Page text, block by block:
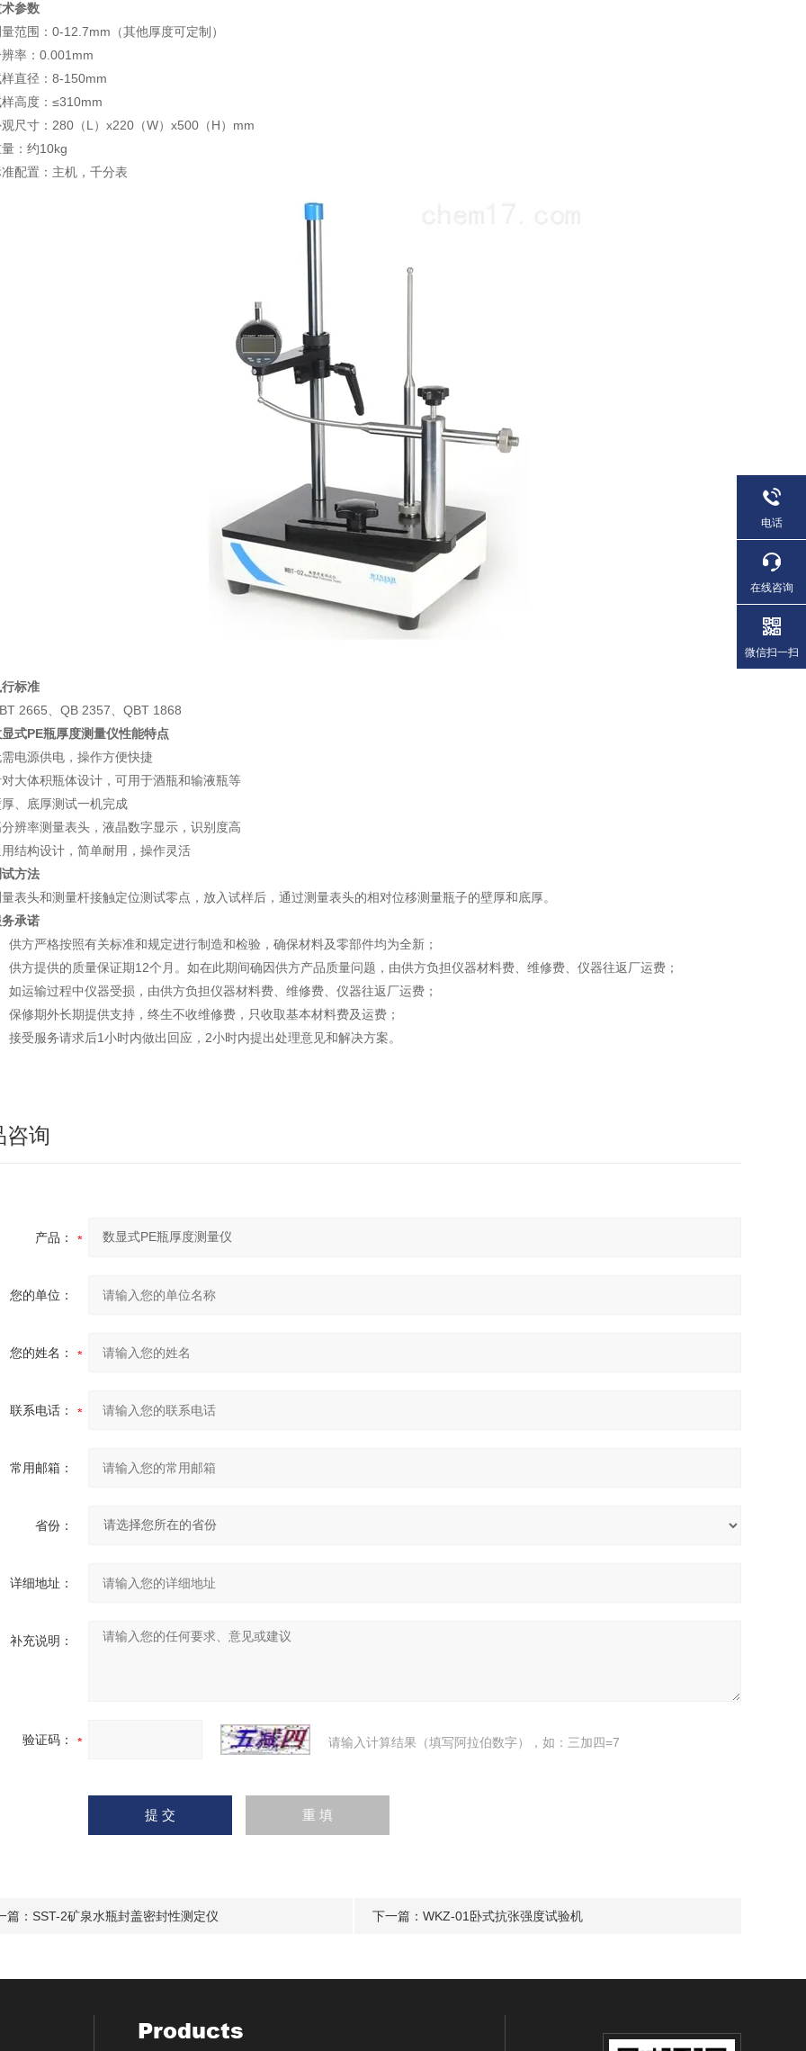
参数
范围： 0-12.7mm （其他厚度可定制）
率： 0.001mm
直径： 8-150mm
高度：≤310mm
尺寸： 280 （L ） x220 （W） x500 （H） mm
：约10kg
配置：主机，千分表
标准
2665
QB 2357
QBT 1868
式PE瓶厚度测量仪性能特点
电源供电，操作方便快捷
大体积瓶体设计，可用于酒瓶和输液瓶等
、底厚测试一机完成
辨率测量表头，液晶数字显示，识别度高
结构设计，简单耐用，操作灵活
方法
表头和测量杆接触定位测试零点，放入试样后，通过测量表头的相对位移测量瓶子的壁厚和底厚。
承诺
供方严格按照有关标准和规定进行制造和检验，确保材料及零部件均为全新；
供方提供的质量保证期12个月。如在此期间确因供方产品质量问题，由供方负担仪器材料费、维修费、仪器往返厂运费；
如运输过程中仪器受损，由供方负担仪器材料费、维修费、仪器往返厂运费；
保修期外长期提供支持，终生不收维修费，只收取基本材料费及运费；
接受服务请求后1小时内做出回应，2小时内提出处理意见和解决方案。
咨询
产品：
您的单位：
您的姓名：
联系电话：
常用邮箱：
省份：
详细地址：
补充说明：
验证码： 请输入计算结果（填写阿拉伯数字），如：三加四=7
篇： SST-2矿泉水瓶封盖密封性测定仪 下一篇： WKZ-01卧式抗张强度试验机
Products
电话
在线咨询
微信扫一扫